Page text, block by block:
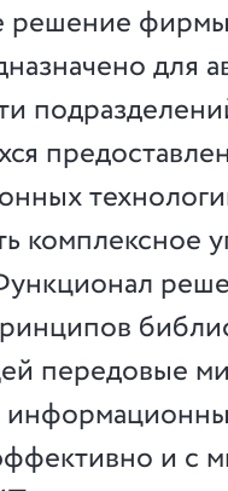
решение
для
передовые
и с